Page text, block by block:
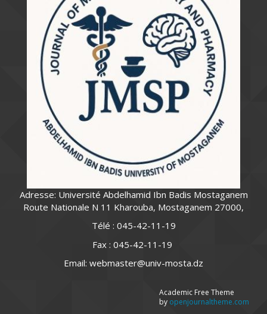
Adresse: Université Abdelhamid Ibn Badis Mostaganem
Route Nationale N 11 Kharouba, Mostaganem 27000,
Télé : 045-42-11-19
Fax : 045-42-11-19
Email: webmaster@univ-mosta.dz
Academic Free Theme
by openjournaltheme.com